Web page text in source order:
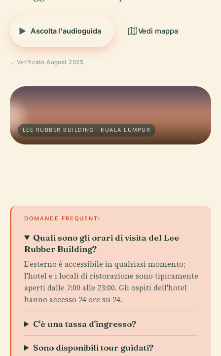
Ascolta l'audioguida Vedi mappa
Verificato August 2025
LEE RUBBER BUILDING · KUALA LUMPUR
DOMANDE FREQUENTI
Quali sono gli orari di visita del Lee
Rubber Building?
L'esterno è accessibile in qualsiasi momento;
l'hotel e i locali di ristorazione sono tipicamente
aperti dalle 7:00 alle 23:00. Gli ospiti dell'hotel
hanno accesso 24 ore su 24.
C'è una tassa d'ingresso?
Sono disponibili tour guidati?